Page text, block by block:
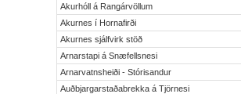
Akurhóll á Rangárvöllum
Akurnes í Hornafirði
Akurnes sjálfvirk stöð
Arnarstapi á Snæfellsnesi
Arnarvatnsheiði - Stórisandur
Auðbjargarstaðabrekka á Tjörnesi